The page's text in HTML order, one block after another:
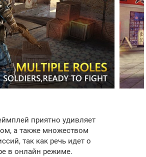
приятно удивляет
а также множеством
так как речь идет о
в онлайн режиме.